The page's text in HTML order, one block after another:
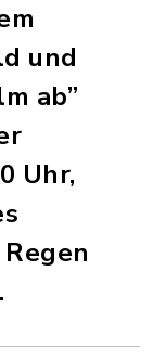
und
ab”
Uhr,